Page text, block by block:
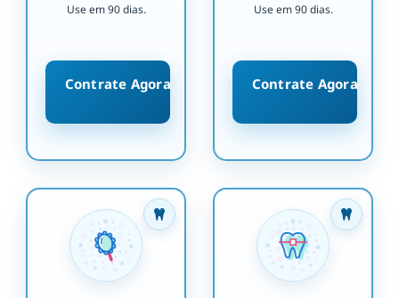
Use em 90 dias.
Contrate Agora
Use em 90 dias.
Contrate Agora